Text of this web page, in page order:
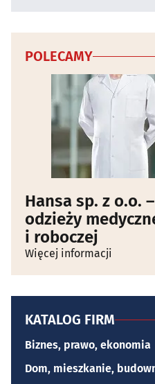
POLECAMY
Hansa sp. z o.o.
odzieży
i roboczej
Więcej informacji
KATALOG FIRM
Biznes, prawo, ekonomia
Dom, mieszkanie,